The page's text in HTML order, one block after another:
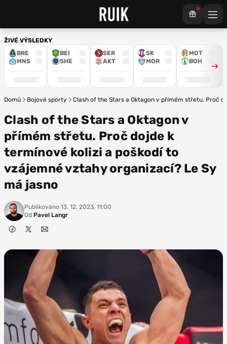
ŽIVÉ VÝSLEDKY
BRE
MNS
BEI
SHE
SER
AKT
SK
MOR
MOT
BOH
Domů Bojové sporty Clash of the Stars a Oktagon v přímém střetu. Proč
Clash of the Stars a Oktagon v
přímém střetu. Proč dojde k
termínové kolizi a poškodí to
vzájemné vztahy organizací? Le Sy
má jasno
Publikováno 13. 12. 2023, 11:00
Od Pavel Langr